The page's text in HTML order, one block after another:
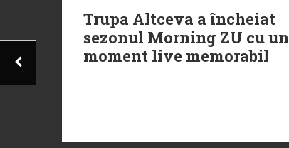
Trupa Altceva a încheiat
sezonul Morning ZU cu un
moment live memorabil